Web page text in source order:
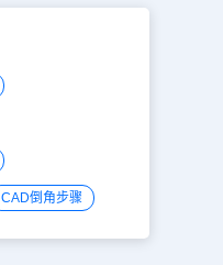
CAD倒角步骤